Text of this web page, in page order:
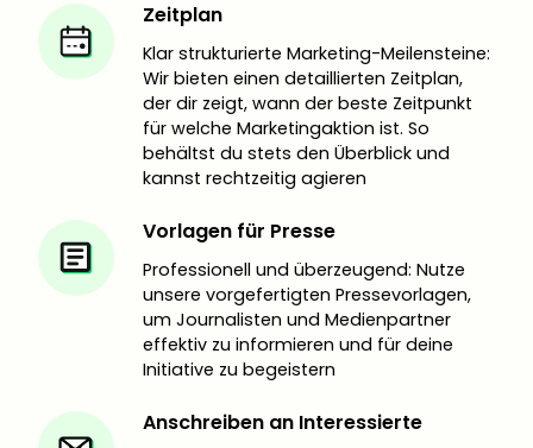
Zeitplan
Klar strukturierte Marketing-Meilensteine:
Wir bieten einen detaillierten Zeitplan,
der dir zeigt, wann der beste Zeitpunkt
für welche Marketingaktion ist. So
behältst du stets den Überblick und
kannst rechtzeitig agieren
Vorlagen für Presse
Professionell und überzeugend: Nutze
unsere vorgefertigten Pressevorlagen,
um Journalisten und Medienpartner
effektiv zu informieren und für deine
Initiative zu begeistern
Anschreiben an Interessierte